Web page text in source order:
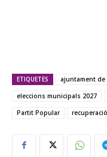
ETIQUETES ajuntament de
eleccions municipals 2027
Partit Popular